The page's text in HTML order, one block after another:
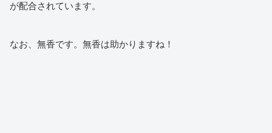
が配合されています。
なお、無香です。無香は助かりますね！